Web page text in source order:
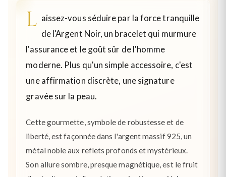
L aissez-vous séduire par la force tranquille
de l'Argent Noir, un bracelet qui murmure
l'assurance et le goût sûr de l'homme
moderne. Plus qu'un simple accessoire, c'est
une affirmation discrète, une signature
gravée sur la peau.
Cette gourmette, symbole de robustesse et de
liberté, est façonnée dans l'argent massif 925, un
métal noble aux reflets profonds et mystérieux.
Son allure sombre, presque magnétique, est le fruit